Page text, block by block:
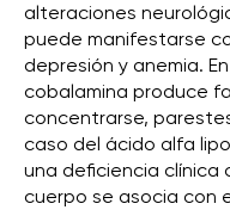
alteraciones
puede manifestarse
depresión y anemia.
cobalamina produce
concentrarse,
caso del ácido alfa
una deficiencia clínica
cuerpo se asocia con